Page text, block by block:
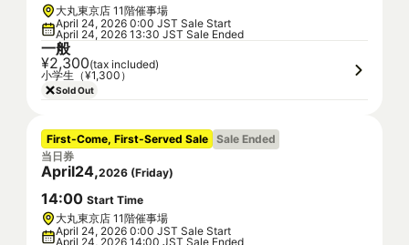
大丸東京店 11階催事場
April 24, 2026 0:00 JST Sale Start
April 24, 2026 13:30 JST Sale Ended
一般
¥2,300(tax included)
小学生（¥1,300）
Sold Out
First-Come, First-Served Sale Sale Ended
当日券
April24,2026 (Friday)
14:00 Start Time
大丸東京店 11階催事場
April 24, 2026 0:00 JST Sale Start
April 24, 2026 14:00 JST Sale Ended